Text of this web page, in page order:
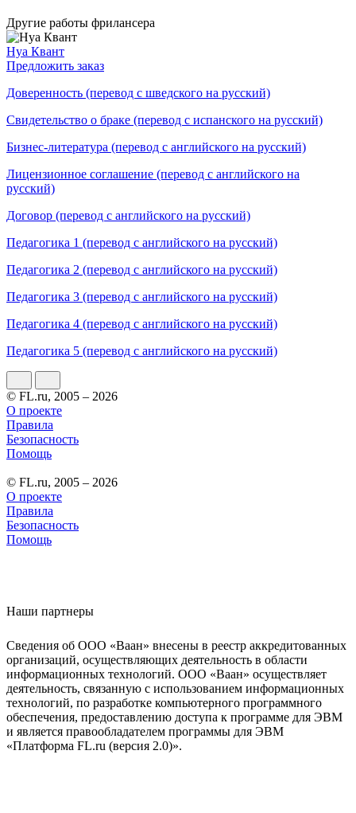
Другие работы фрилансера
Нуа Квант
Предложить заказ
Доверенность (перевод с шведского на русский)
Свидетельство о браке (перевод с испанского на русский)
Бизнес-литература (перевод с английского на русский)
Лицензионное соглашение (перевод с английского на
русский)
Договор (перевод с английского на русский)
Педагогика 1 (перевод с английского на русский)
Педагогика 2 (перевод с английского на русский)
Педагогика 3 (перевод с английского на русский)
Педагогика 4 (перевод с английского на русский)
Педагогика 5 (перевод с английского на русский)
© FL.ru, 2005 – 2026
О проекте
Правила
Безопасность
Помощь
© FL.ru, 2005 – 2026
О проекте
Правила
Безопасность
Помощь
Наши партнеры
Сведения об ООО «Ваан» внесены в реестр аккредитованных
организаций, осуществляющих деятельность в области
информационных технологий. ООО «Ваан» осуществляет
деятельность, связанную с использованием информационных
технологий, по разработке компьютерного программного
обеспечения, предоставлению доступа к программе для ЭВМ
и является правообладателем программы для ЭВМ
«Платформа FL.ru (версия 2.0)».